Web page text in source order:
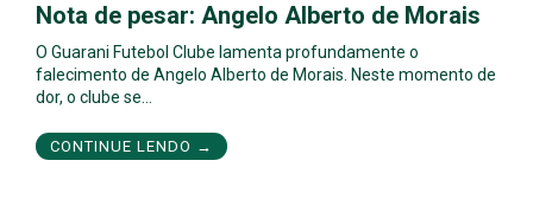
Nota de pesar: Angelo Alberto de Morais
O Guarani Futebol Clube lamenta profundamente o
falecimento de Angelo Alberto de Morais. Neste momento de
dor, o clube se…
CONTINUE LENDO →